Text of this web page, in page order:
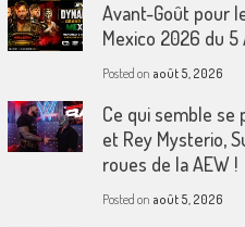
Avant-Goût pour
Mexico 2026 du 5
Posted on août 5, 2026
Ce qui semble se
et Rey Mysterio,
roues de la AEW !
Posted on août 5, 2026